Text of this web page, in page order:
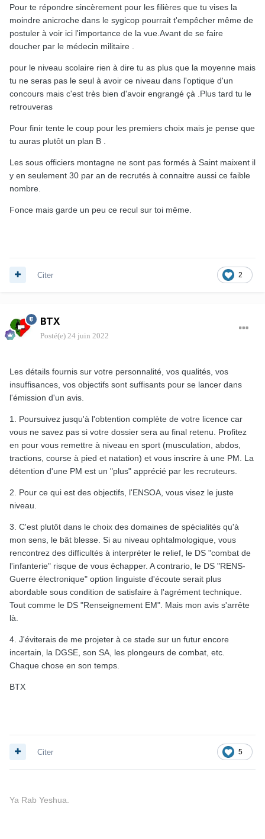
Pour te répondre sincèrement pour les filières que tu vises la
moindre anicroche dans le sygicop pourrait t'empêcher même de
postuler à voir ici l'importance de la vue.Avant de se faire
doucher par le médecin militaire .
pour le niveau scolaire rien à dire tu as plus que la moyenne mais
tu ne seras pas le seul à avoir ce niveau dans l'optique d'un
concours mais c'est très bien d'avoir engrangé çà .Plus tard tu le
retrouveras
Pour finir tente le coup pour les premiers choix mais je pense que
tu auras plutôt un plan B .
Les sous officiers montagne ne sont pas formés à Saint maixent il
y en seulement 30 par an de recrutés à connaitre aussi ce faible
nombre.
Fonce mais garde un peu ce recul sur toi même.
2
Citer
BTX
Posté(e) 24 juin 2022
Les détails fournis sur votre personnalité, vos qualités, vos
insuffisances, vos objectifs sont suffisants pour se lancer dans
l'émission d'un avis.
1. Poursuivez jusqu'à l'obtention complète de votre licence car
vous ne savez pas si votre dossier sera au final retenu. Profitez
en pour vous remettre à niveau en sport (musculation, abdos,
tractions, course à pied et natation) et vous inscrire à une PM. La
détention d'une PM est un "plus" apprécié par les recruteurs.
2. Pour ce qui est des objectifs, l'ENSOA, vous visez le juste
niveau.
3. C'est plutôt dans le choix des domaines de spécialités qu'à
mon sens, le bât blesse. Si au niveau ophtalmologique, vous
rencontrez des difficultés à interpréter le relief, le DS "combat de
l'infanterie" risque de vous échapper. A contrario, le DS "RENS-
Guerre électronique" option linguiste d'écoute serait plus
abordable sous condition de satisfaire à l'agrément technique.
Tout comme le DS "Renseignement EM". Mais mon avis s'arrête
là.
4. J'éviterais de me projeter à ce stade sur un futur encore
incertain, la DGSE, son SA, les plongeurs de combat, etc.
Chaque chose en son temps.
BTX
5
Citer
Ya Rab Yeshua.